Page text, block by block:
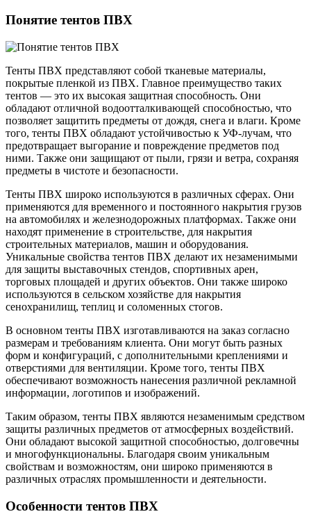
Понятие тентов ПВХ
Тенты ПВХ представляют собой тканевые материалы,
покрытые пленкой из ПВХ. Главное преимущество таких
тентов — это их высокая защитная способность. Они
обладают отличной водоотталкивающей способностью, что
позволяет защитить предметы от дождя, снега и влаги. Кроме
того, тенты ПВХ обладают устойчивостью к УФ-лучам, что
предотвращает выгорание и повреждение предметов под
ними. Также они защищают от пыли, грязи и ветра, сохраняя
предметы в чистоте и безопасности.
Тенты ПВХ широко используются в различных сферах. Они
применяются для временного и постоянного накрытия грузов
на автомобилях и железнодорожных платформах. Также они
находят применение в строительстве, для накрытия
строительных материалов, машин и оборудования.
Уникальные свойства тентов ПВХ делают их незаменимыми
для защиты выставочных стендов, спортивных арен,
торговых площадей и других объектов. Они также широко
используются в сельском хозяйстве для накрытия
сенохранилищ, теплиц и соломенных стогов.
В основном тенты ПВХ изготавливаются на заказ согласно
размерам и требованиям клиента. Они могут быть разных
форм и конфигураций, с дополнительными креплениями и
отверстиями для вентиляции. Кроме того, тенты ПВХ
обеспечивают возможность нанесения различной рекламной
информации, логотипов и изображений.
Таким образом, тенты ПВХ являются незаменимым средством
защиты различных предметов от атмосферных воздействий.
Они обладают высокой защитной способностью, долговечны
и многофункциональны. Благодаря своим уникальным
свойствам и возможностям, они широко применяются в
различных отраслях промышленности и деятельности.
Особенности тентов ПВХ